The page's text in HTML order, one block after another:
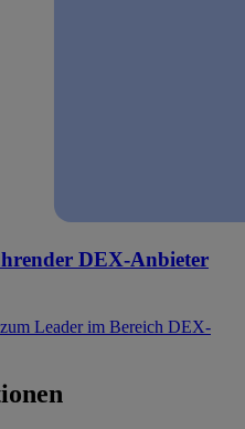
DEX-Anbieter
Leader im Bereich DEX-